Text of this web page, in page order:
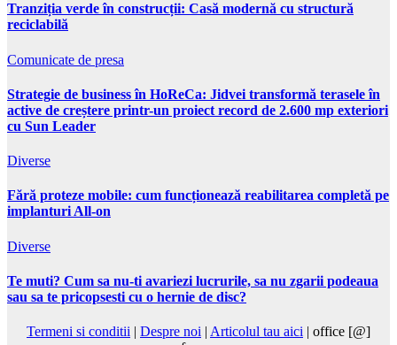
Tranziția verde în construcții: Casă modernă cu structură
reciclabilă
Comunicate de presa
Strategie de business în HoReCa: Jidvei transformă terasele în
active de creștere printr-un proiect record de 2.600 mp exteriori
cu Sun Leader
Diverse
Fără proteze mobile: cum funcționează reabilitarea completă pe
implanturi All-on
Diverse
Te muti? Cum sa nu-ti avariezi lucrurile, sa nu zgarii podeaua
sau sa te pricopsesti cu o hernie de disc?
Termeni si conditii | Despre noi | Articolul tau aici | office [@]